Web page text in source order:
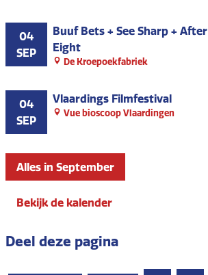
04
SEP
Buuf Bets + See Sharp + After
Eight
De Kroepoekfabriek
04
SEP
Vlaardings Filmfestival
Vue bioscoop Vlaardingen
Alles in September
Bekijk de kalender
Deel deze pagina